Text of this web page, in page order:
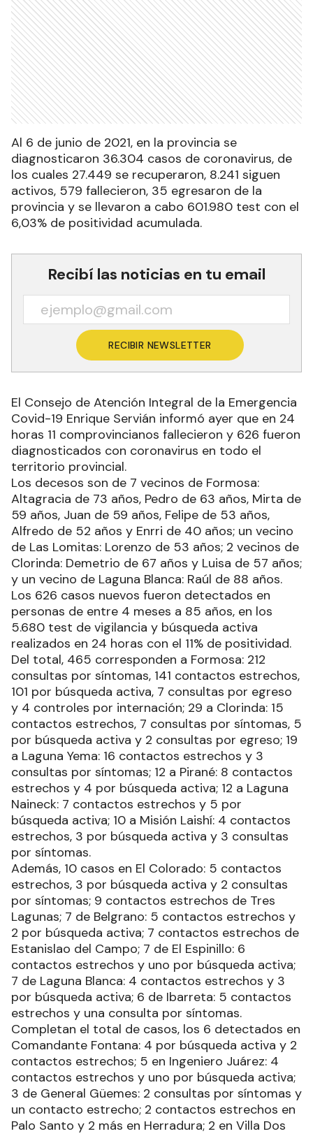
Al 6 de junio de 2021, en la provincia se
diagnosticaron 36.304 casos de coronavirus, de
los cuales 27.449 se recuperaron, 8.241 siguen
activos, 579 fallecieron, 35 egresaron de la
provincia y se llevaron a cabo 601.980 test con el
6,03% de positividad acumulada.
Recibí las noticias en tu email
RECIBIR NEWSLETTER
El Consejo de Atención Integral de la Emergencia
Covid-19 Enrique Servián informó ayer que en 24
horas 11 comprovincianos fallecieron y 626 fueron
diagnosticados con coronavirus en todo el
territorio provincial.
Los decesos son de 7 vecinos de Formosa:
Altagracia de 73 años, Pedro de 63 años, Mirta de
59 años, Juan de 59 años, Felipe de 53 años,
Alfredo de 52 años y Enrri de 40 años; un vecino
de Las Lomitas: Lorenzo de 53 años; 2 vecinos de
Clorinda: Demetrio de 67 años y Luisa de 57 años;
y un vecino de Laguna Blanca: Raúl de 88 años.
Los 626 casos nuevos fueron detectados en
personas de entre 4 meses a 85 años, en los
5.680 test de vigilancia y búsqueda activa
realizados en 24 horas con el 11% de positividad.
Del total, 465 corresponden a Formosa: 212
consultas por síntomas, 141 contactos estrechos,
101 por búsqueda activa, 7 consultas por egreso
y 4 controles por internación; 29 a Clorinda: 15
contactos estrechos, 7 consultas por síntomas, 5
por búsqueda activa y 2 consultas por egreso; 19
a Laguna Yema: 16 contactos estrechos y 3
consultas por síntomas; 12 a Pirané: 8 contactos
estrechos y 4 por búsqueda activa; 12 a Laguna
Naineck: 7 contactos estrechos y 5 por
búsqueda activa; 10 a Misión Laishí: 4 contactos
estrechos, 3 por búsqueda activa y 3 consultas
por síntomas.
Además, 10 casos en El Colorado: 5 contactos
estrechos, 3 por búsqueda activa y 2 consultas
por síntomas; 9 contactos estrechos de Tres
Lagunas; 7 de Belgrano: 5 contactos estrechos y
2 por búsqueda activa; 7 contactos estrechos de
Estanislao del Campo; 7 de El Espinillo: 6
contactos estrechos y uno por búsqueda activa;
7 de Laguna Blanca: 4 contactos estrechos y 3
por búsqueda activa; 6 de Ibarreta: 5 contactos
estrechos y una consulta por síntomas.
Completan el total de casos, los 6 detectados en
Comandante Fontana: 4 por búsqueda activa y 2
contactos estrechos; 5 en Ingeniero Juárez: 4
contactos estrechos y uno por búsqueda activa;
3 de General Güemes: 2 consultas por síntomas y
un contacto estrecho; 2 contactos estrechos en
Palo Santo y 2 más en Herradura; 2 en Villa Dos